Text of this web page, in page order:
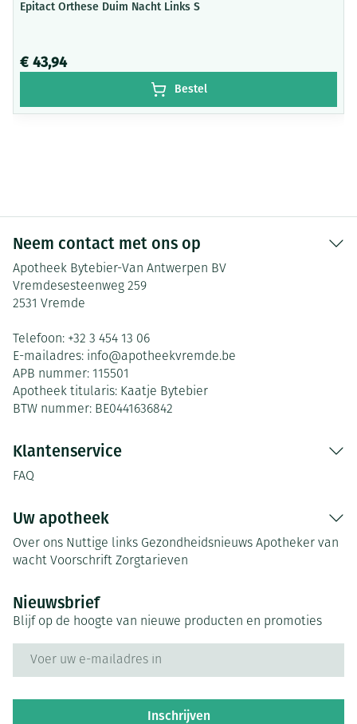
Epitact Orthese Duim Nacht Links S
€ 43,94
Bestel
Neem contact met ons op
Apotheek Bytebier-Van Antwerpen BV
Vremdesesteenweg 259
2531 Vremde
Telefoon: +32 3 454 13 06
E-mailadres: info@apotheekvremde.be
APB nummer: 115501
Apotheek titularis: Kaatje Bytebier
BTW nummer: BE0441636842
Klantenservice
FAQ
Uw apotheek
Over ons Nuttige links Gezondheidsnieuws Apotheker van
wacht Voorschrift Zorgtarieven
Nieuwsbrief
Blijf op de hoogte van nieuwe producten en promoties
Inschrijven